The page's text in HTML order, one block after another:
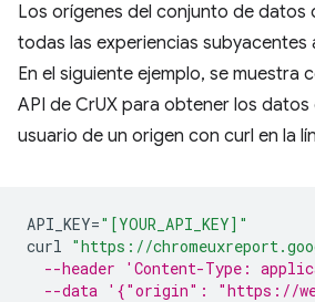
Los orígenes del conjunto de datos
todas las experiencias subyacentes
En el siguiente ejemplo, se muestra
API de CrUX para obtener los datos
usuario de un origen con curl en la
API_KEY="[YOUR_API_KEY]"
curl "https://
--header 'Content-Type:
--data '{"origin": "https://